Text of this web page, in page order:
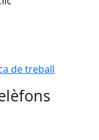
de treball